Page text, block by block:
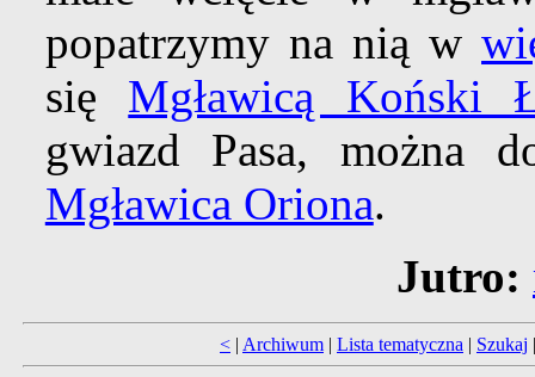
popatrzymy na nią w
się Mgławicą Koński
gwiazd Pasa, można
Mgławica Oriona.
Jutro:
< | Archiwum | Lista tematyczna | Szukaj